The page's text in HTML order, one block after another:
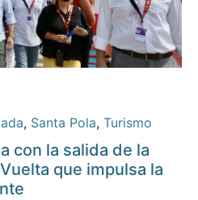
, Santa Pola, Turismo
con la salida de la
que impulsa la